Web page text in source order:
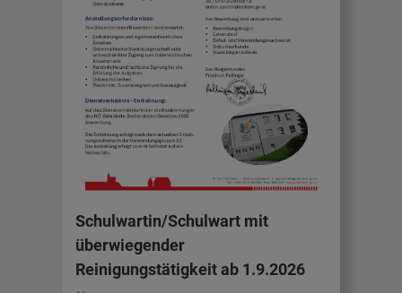
Schulwartin/Schulwart mit
überwiegender
Reinigungstätigkeit ab 1.9.2026